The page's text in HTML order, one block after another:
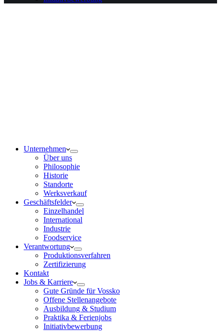
Unternehmen
Über uns
Philosophie
Historie
Standorte
Werksverkauf
Geschäftsfelder
Einzelhandel
International
Industrie
Foodservice
Verantwortung
Produktionsverfahren
Zertifizierung
Kontakt
Jobs & Karriere
Gute Gründe für Vossko
Offene Stellenangebote
Ausbildung & Studium
Praktika & Ferienjobs
Initiativbewerbung